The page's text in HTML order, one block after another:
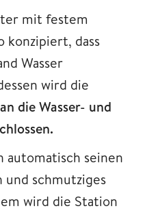
mit festem
konzipiert, dass
Wasser
wird die
die Wasser- und
automatisch seinen
und schmutziges
wird die Station